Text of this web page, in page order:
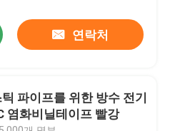
연락처
파이프를 위한 방수 전기
염화비닐테이프 빨강